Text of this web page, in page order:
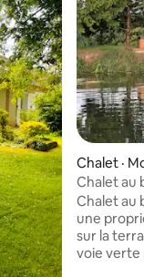
Chalet ·
Chalet au
extérieur
Chalet au
une
sur la
voie verte